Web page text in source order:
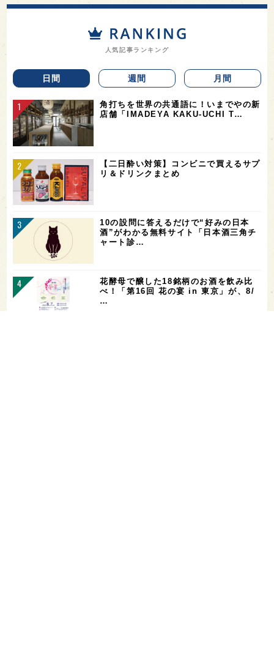
人気記事ランキング
日間 週間 月間
角打ちを世界の共通語に！いまでやの新
店舗「IMADEYA KAKU-UCHI T…
【二日酔い対策】コンビニで買えるサプ
リ＆ドリンクまとめ
10の設問に答えるだけで“好みの日本
酒”がわかる無料サイト「日本酒三角チ
ャート診…
花酵母で醸した18銘柄のお酒を飲み比
べ！「第16回 花の宴 in 東京」が、8/
…